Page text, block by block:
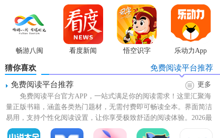
文版
畅游八闽 看度新闻 悟空识字 乐动力App
猜你喜欢
免费阅读平台推荐
免费阅读平台推荐
更多
免费阅读平台官方APP，一站式满足你的阅读需求！这里汇聚海
量正版书籍，涵盖各类热门题材，无需付费即可畅读全本。界面简洁
易用，支持个性化阅读设置，让你享受极致舒适的阅读体验。2026最
新版本全面优化，下...